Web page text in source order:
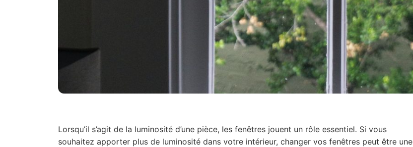
Lorsqu’il s’agit de la luminosité d’une pièce, les fenêtres jouent un rôle essentiel. Si vous
souhaitez apporter plus de luminosité dans votre intérieur, changer vos fenêtres peut être une